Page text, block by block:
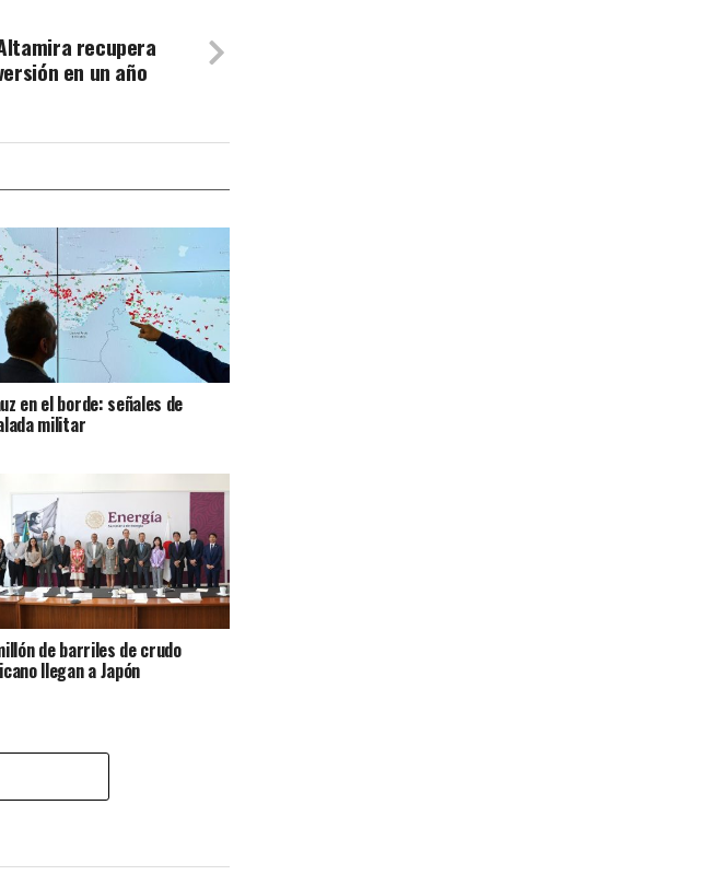
recupera
en un año
en el borde: señales de
militar
de barriles de crudo
llegan a Japón